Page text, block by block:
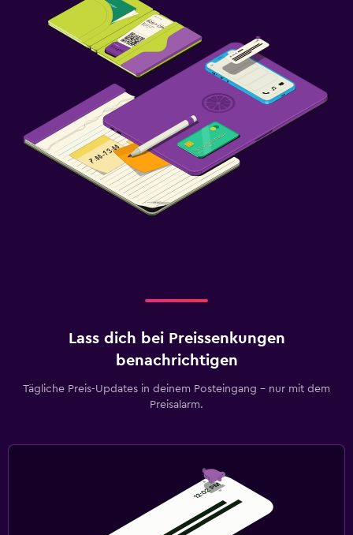
Lass dich bei Preissenkungen
benachrichtigen
Tägliche Preis-Updates in deinem Posteingang – nur mit dem
Preisalarm.